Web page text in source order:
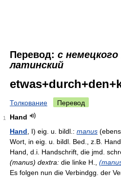
Перевод: с немецкого
латинский
Толкование Перевод
1
Hand
Hand , I) eig. u. bildl.: manus
Wort, in eig. u. bildl. Bed., z.B.
Hand, d.i. Handschrift, die jmd.
(manus) dextra: die linke H.,
Es folgen nun die Verbindgg. der